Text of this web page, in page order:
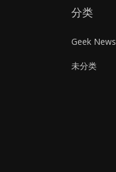
分类
Geek News
未分类